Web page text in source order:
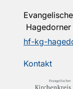
hf-kg-
Kontakt